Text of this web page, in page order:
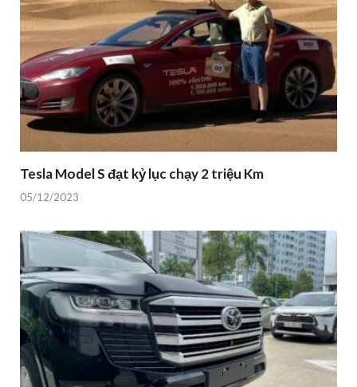
Tesla Model S đạt kỷ lục chạy 2 triệu Km
05/12/2023